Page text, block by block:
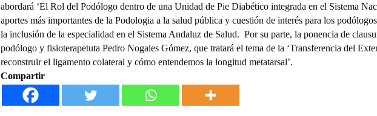
abordará ‘El Rol del Podólogo dentro de una Unidad de Pie Diabético integrada en el Sistema
aportes más importantes de la Podologia a la salud pública y cuestión de interés para los
la inclusión de la especialidad en el Sistema Andaluz de Salud. Por su parte, la ponencia de
podólogo y fisioterapetuta Pedro Nogales Gómez, que tratará el tema de la ‘Transferencia del
reconstruir el ligamento colateral y cómo entendemos la longitud metatarsal’.
Compartir